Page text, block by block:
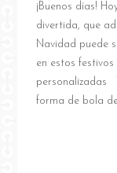
¡Buenos días!
divertida, que
Navidad puede
en estos
personalizadas
forma de bola de